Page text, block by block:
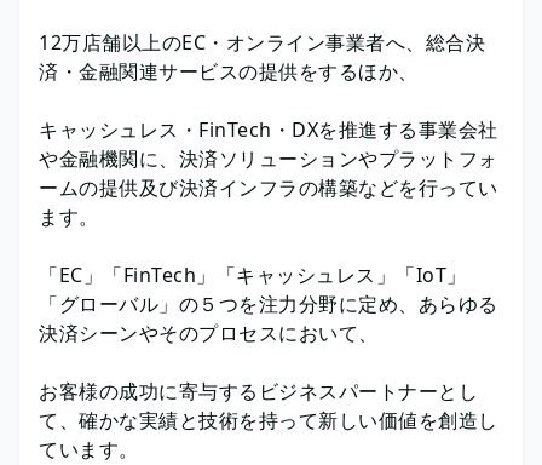
12万店舗以上のEC・オンライン事業者へ、総合決
済・金融関連サービスの提供をするほか、
キャッシュレス・FinTech・DXを推進する事業会社
や金融機関に、決済ソリューションやプラットフォ
ームの提供及び決済インフラの構築などを行ってい
ます。
「EC」「FinTech」「キャッシュレス」「IoT」
「グローバル」の５つを注力分野に定め、あらゆる
決済シーンやそのプロセスにおいて、
お客様の成功に寄与するビジネスパートナーとし
て、確かな実績と技術を持って新しい価値を創造し
ています。